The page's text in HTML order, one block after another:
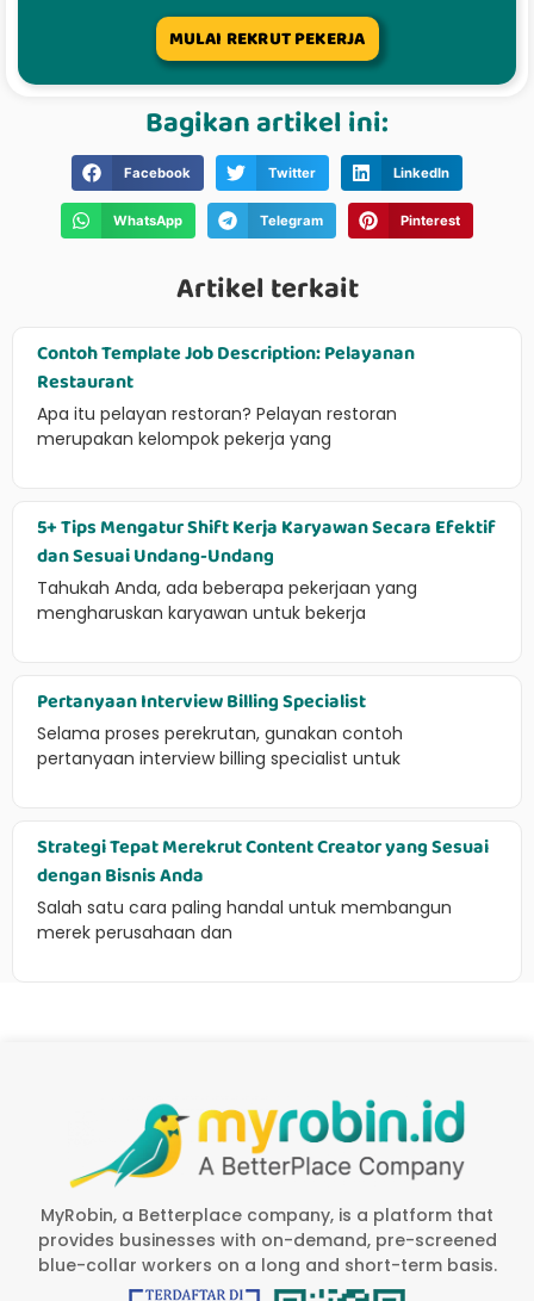
MULAI REKRUT PEKERJA
Bagikan artikel ini:
Facebook Twitter LinkedIn
WhatsApp Telegram Pinterest
Artikel terkait
Contoh Template Job Description: Pelayanan
Restaurant
Apa itu pelayan restoran? Pelayan restoran
merupakan kelompok pekerja yang
5+ Tips Mengatur Shift Kerja Karyawan Secara Efektif
dan Sesuai Undang-Undang
Tahukah Anda, ada beberapa pekerjaan yang
mengharuskan karyawan untuk bekerja
Pertanyaan Interview Billing Specialist
Selama proses perekrutan, gunakan contoh
pertanyaan interview billing specialist untuk
Strategi Tepat Merekrut Content Creator yang Sesuai
dengan Bisnis Anda
Salah satu cara paling handal untuk membangun
merek perusahaan dan
MyRobin, a Betterplace company, is a platform that
provides businesses with on-demand, pre-screened
blue-collar workers on a long and short-term basis.